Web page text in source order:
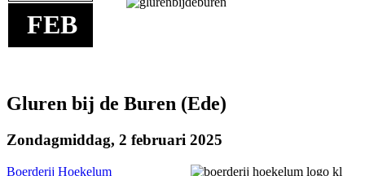
FEB
Gluren bij de Buren (Ede)
Zondagmiddag, 2 februari 2025
Boerderij Hoekelum